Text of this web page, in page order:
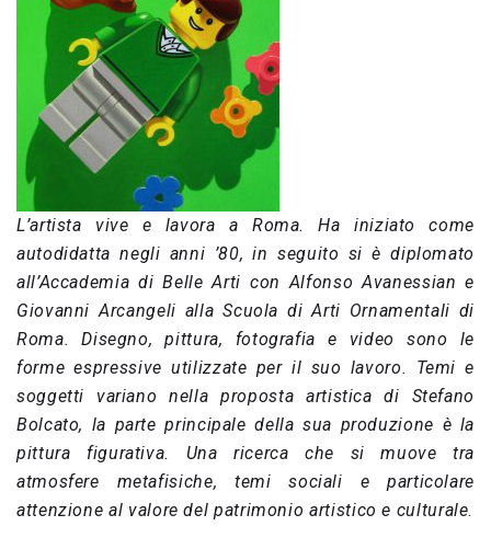
L’artista vive e lavora a Roma. Ha iniziato come
autodidatta negli anni ’80, in seguito si è diplomato
all’Accademia di Belle Arti con Alfonso Avanessian e
Giovanni Arcangeli alla Scuola di Arti Ornamentali di
Roma. Disegno, pittura, fotografia e video sono le
forme espressive utilizzate per il suo lavoro. Temi e
soggetti variano nella proposta artistica di Stefano
Bolcato, la parte principale della sua produzione è la
pittura figurativa. Una ricerca che si muove tra
atmosfere metafisiche, temi sociali e particolare
attenzione al valore del patrimonio artistico e culturale.